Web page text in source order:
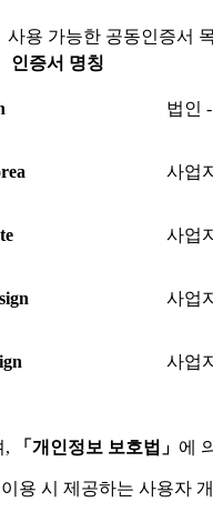
사용 가능한 공동인증서
인증서 명칭
법인 -
사업
사업
사업
사업
, 「개인정보 보호법」 에
용 시 제공하는 사용자